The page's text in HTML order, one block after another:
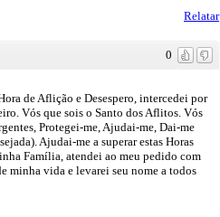
Relatar
0
de Aflição e Desespero, intercedei por
Vós que sois o Santo dos Aflitos. Vós
Protegei-me, Ajudai-me, Dai-me
Ajudai-me a superar estas Horas
Família, atendei ao meu pedido com
minha vida e levarei seu nome a todos